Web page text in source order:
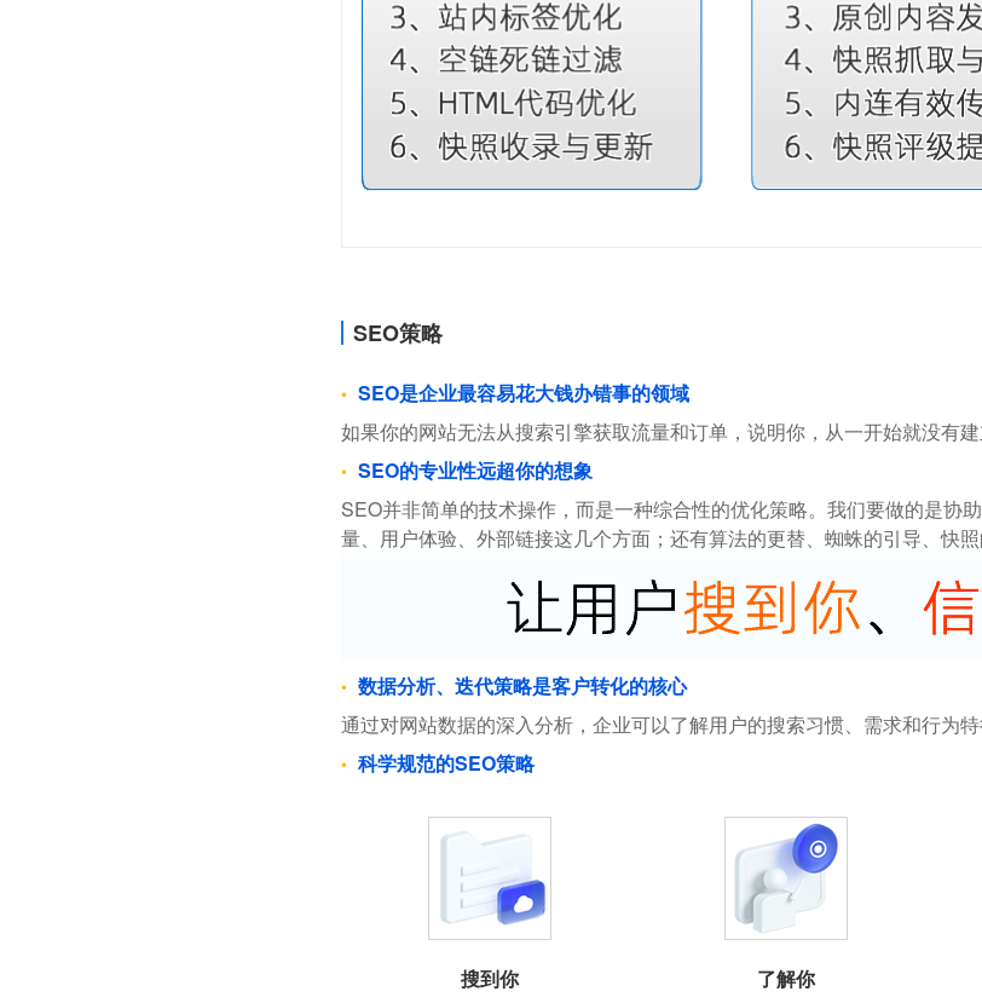
SEO策略
SEO是企业最容易花大钱办错事的领域
如果你的网站无法从搜索引擎获取流量和订单，说明你，从一开始就没有建
SEO的专业性远超你的想象
SEO并非简单的技术操作，而是一种综合性的优化策略。我们要做的是协
量、用户体验、外部链接这几个方面；还有算法的更替、蜘蛛的引导、快照
数据分析、迭代策略是客户转化的核心
通过对网站数据的深入分析，企业可以了解用户的搜索习惯、需求和行为
科学规范的SEO策略
搜到你 了解你